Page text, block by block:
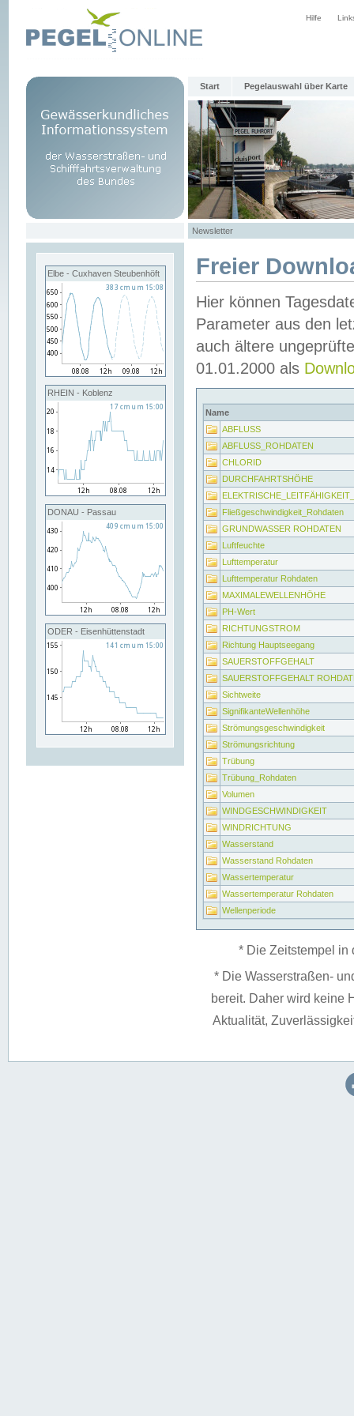
Hilfe
Start Pegelauswahl über Karte
Newsletter
Elbe - Cuxhaven Steubenhöft
RHEIN - Koblenz
DONAU - Passau
ODER - Eisenhüttenstadt
Freier
Hier können
Parameter aus den
auch ältere
01.01.2000 als
Name
ABFLUSS
ABFLUSS_ROHDATEN
CHLORID
DURCHFAHRTSHÖHE
Fließgeschwindigkeit_Rohdaten
GRUNDWASSER ROHDATEN
Luftfeuchte
Lufttemperatur
Lufttemperatur Rohdaten
MAXIMALEWELLENHÖHE
PH-Wert
RICHTUNGSTROM
Richtung Hauptseegang
SAUERSTOFFGEHALT
SAUERSTOFFGEHALT
Sichtweite
SignifikanteWellenhöhe
Strömungsgeschwindigkeit
Strömungsrichtung
Trübung
Trübung_Rohdaten
Volumen
WINDGESCHWINDIGKEIT
WINDRICHTUNG
Wasserstand
Wasserstand Rohdaten
Wassertemperatur
Wassertemperatur Rohdaten
Wellenperiode
* Die Zeitstempel in
* Die Wasserstraßen-
bereit. Daher wird keine
Aktualität,